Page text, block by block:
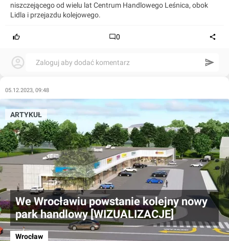
niszczejącego od wielu lat Centrum Handlowego Leśnica, obok
Lidla i przejazdu kolejowego.
0
Zaloguj aby dodać komentarz
05.12.2023, 09:48
We Wrocławiu powstanie kolejny nowy
park handlowy [WIZUALIZACJE]
Wrocław
ARTYKUŁ